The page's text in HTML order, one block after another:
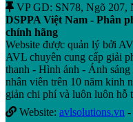
VP GD: SN78, Ngõ 207,
DSPPA Việt Nam - Phân
chính hãng
Website được quản lý bởi
AVL chuyên cung cấp giải
thanh - Hình ảnh - Ánh
nhân viên trên 10 năm kinh
giản chi phí và luôn luôn hỗ
Website: avlsolutions.vn -